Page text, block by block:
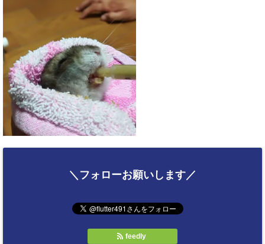
＼フォローお願いします／
feedly